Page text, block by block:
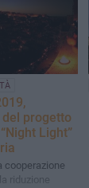
progetto
Light”
cooperazione
riduzione